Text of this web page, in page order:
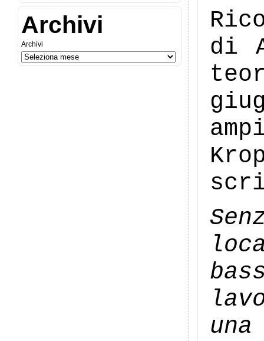
Archivi
Archivi
di